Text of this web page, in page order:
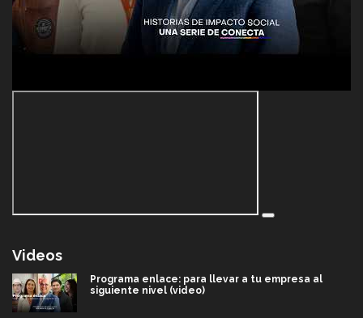
Videos
Programa enlace: para llevar a tu empresa al
siguiente nivel (video)